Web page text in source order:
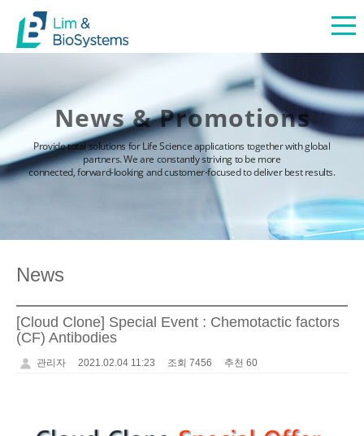
News & Promotions
Provide total solutions for Life Science applications together with global
partners. We are constantly striving to be more
connected, forward-looking and customer-focused to deliver best results.
News
[Cloud Clone] Special Event : Chemotactic factors
(CF) Antibodies
관리자 2021.02.04 11:23 조회 7456 추천 60